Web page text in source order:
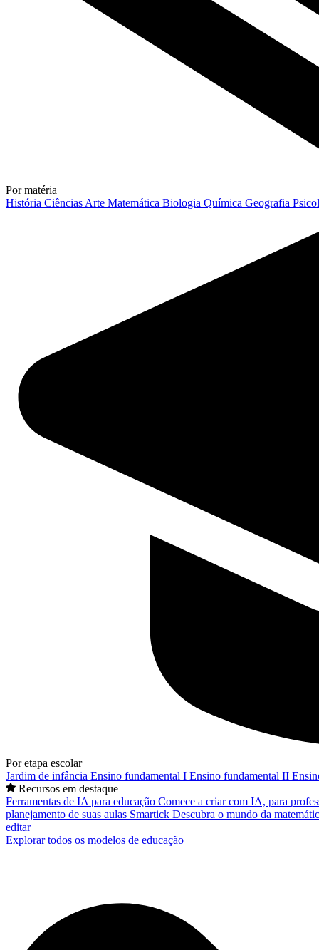
Por matéria
História Ciências Arte Matemática Biologia Química Geografia
Por etapa escolar
Jardim de infância Ensino fundamental I Ensino fundamental II
Recursos em destaque
Ferramentas de IA para educação Comece a criar com IA, para
planejamento de suas aulas Smartick Descubra o mundo da
editar
Explorar todos os modelos de educação